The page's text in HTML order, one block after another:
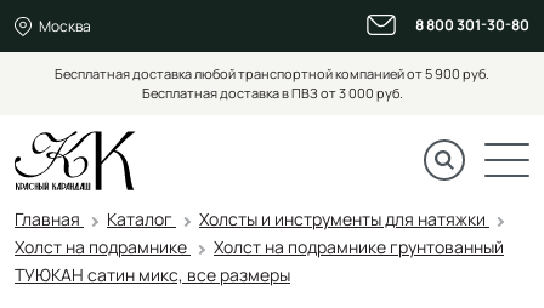
Москва 8 800 301-30-80
Бесплатная доставка любой транспортной компанией от 5 900 руб.
Бесплатная доставка в ПВЗ от 3 000 руб.
Главная Каталог
Холсты и инструменты для натяжки
Холст на подрамнике
Холст на подрамнике грунтованный
ТУЮКАН сатин микс, все размеры